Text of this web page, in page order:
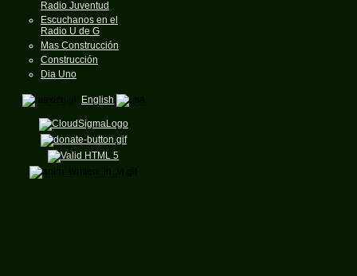
Radio Juventud
Escuchanos en el
Radio U de G
Mas Construcción
Construcción
Dia Uno
English